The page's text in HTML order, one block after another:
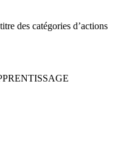
des catégories d’actions